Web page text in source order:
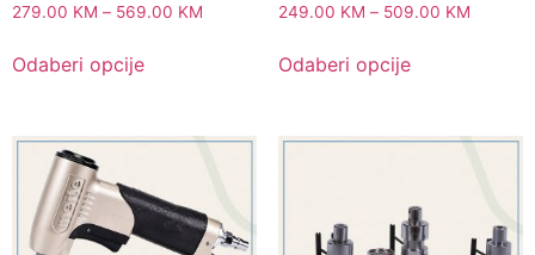
279.00 KM – 569.00 KM
Odaberi opcije
249.00 KM – 509.00 KM
Odaberi opcije